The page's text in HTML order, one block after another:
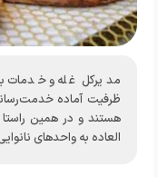
مدیرکل غله و خدمات
ظرفیت آماده
هستند و در همین
العاده به واحدهای